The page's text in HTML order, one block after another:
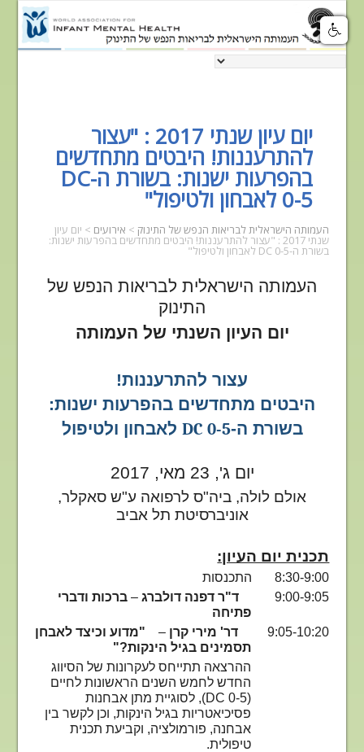
יום עיון שנתי 2017 : "עצור
להתרעננות! היבטים מתחדשים
בהפרעות ישנות: בשורת ה-DC
0-5 לאבחון ולטיפול"
העמותה הישראלית לבריאות הנפש של התינוק > אירועים > יום עיון
שנתי 2017 : "עצור להתרעננות! היבטים מתחדשים בהפרעות ישנות:
בשורת ה-DC 0-5 לאבחון ולטיפול"
העמותה הישראלית לבריאות הנפש של
התינוק
יום העיון השנתי של העמותה
עצור להתרעננות!
היבטים מתחדשים בהפרעות ישנות:
בשורת ה-DC 0-5 לאבחון ולטיפול
יום ג', 23 מאי, 2017
אולם לולה, ביה"ס לרפואה ע"ש סאקלר,
אוניברסיטת תל אביב
תכנית יום העיון:
8:30-9:00התכנסות
9:00-9:05
ד"ר דפנה דולברג– ברכות ודברי
פתיחה
9:05-10:20
דר' מירי קרן – "מדוע וכיצד לאבחן
תסמינים בגיל הינקות?"
ההרצאה תתייחס לעקרונות של הסיווג
החדש לחמש השנים הראשונות לחיים
(
DC 0-5), לסוגיית מתן אבחנות
פסיכיאטריות בגיל הינקות, וכן לקשר בין
אבחנה, פורמולציה, וקביעת תכנית
טיפולית.